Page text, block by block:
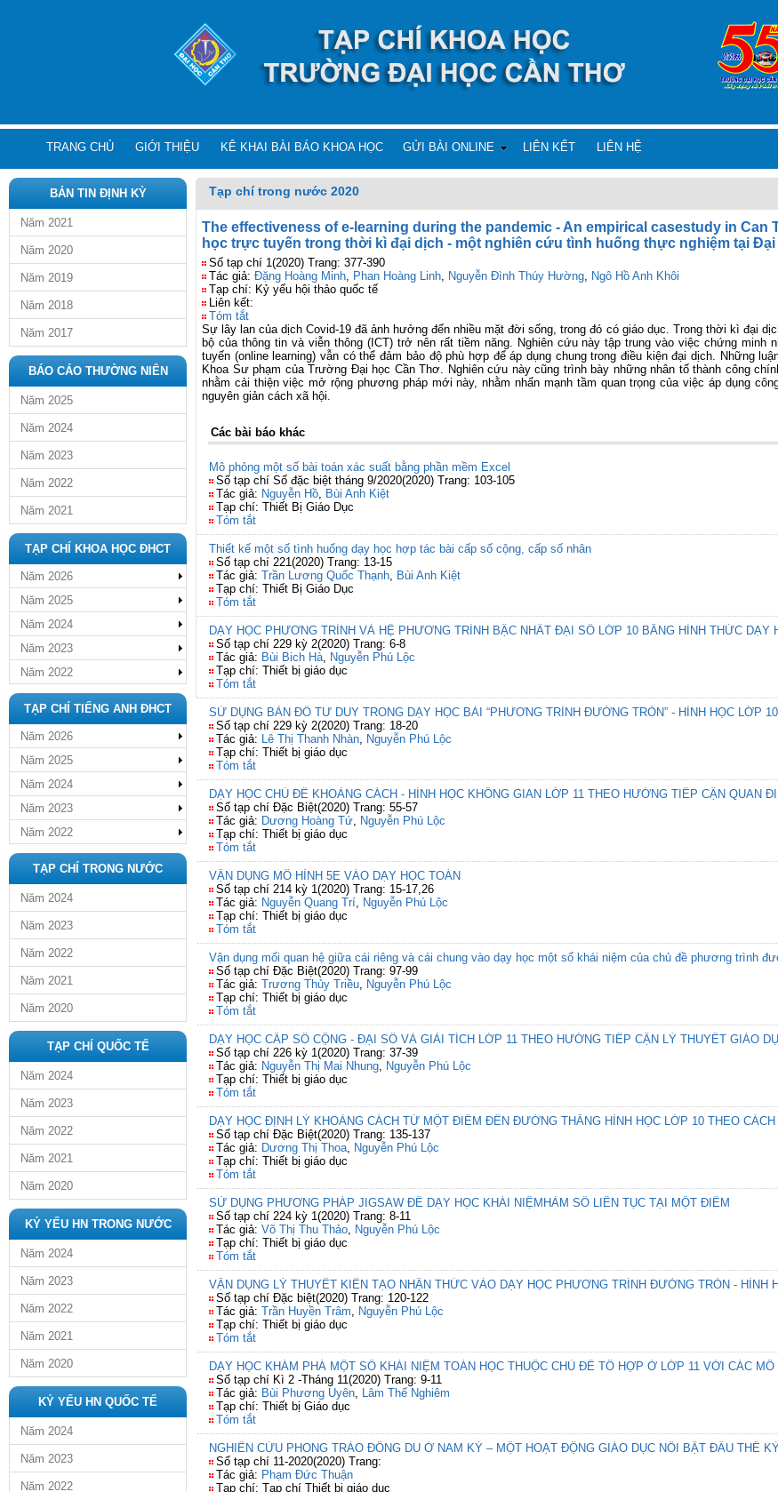
TRANG CHỦ GIỚI THIỆU KÊ KHAI BÀI BÁO KHOA HỌC GỬI BÀI ONLINE LIÊN KẾT LIÊN HỆ
BẢN TIN ĐỊNH KỲ
Năm 2021
Năm 2020
Năm 2019
Năm 2018
Năm 2017
BÁO CÁO THƯỜNG NIÊN
Năm 2025
Năm 2024
Năm 2023
Năm 2022
Năm 2021
TẠP CHÍ KHOA HỌC ĐHCT
Năm 2026
Năm 2025
Năm 2024
Năm 2023
Năm 2022
TẠP CHÍ TIẾNG ANH ĐHCT
Năm 2026
Năm 2025
Năm 2024
Năm 2023
Năm 2022
TẠP CHÍ TRONG NƯỚC
Năm 2024
Năm 2023
Năm 2022
Năm 2021
Năm 2020
TẠP CHÍ QUỐC TẾ
Năm 2024
Năm 2023
Năm 2022
Năm 2021
Năm 2020
KỶ YẾU HN TRONG NƯỚC
Năm 2024
Năm 2023
Năm 2022
Năm 2021
Năm 2020
KỶ YẾU HN QUỐC TẾ
Năm 2024
Năm 2023
Năm 2022
Tạp chí trong nước 2020
The effectiveness of e-learning during the pandemic - An empirical casestudy in Can
học trực tuyến trong thời kì đại dịch - một nghiên cứu tình huống thực nghiệm tại Đại
Số tạp chí 1(2020) Trang: 377-390
Tác giả: Đặng Hoàng Minh, Phan Hoàng Linh, Nguyễn Đình Thúy Hường, Ngô Hồ Anh Khôi
Tạp chí: Kỷ yếu hội thảo quốc tế
Liên kết:
Tóm tắt
Sự lây lan của dịch Covid-19 đã ảnh hưởng đến nhiều mặt đời sống, trong đó có giáo dục. Trong thời kì đại
bộ của thông tin và viễn thông (ICT) trở nên rất tiềm năng. Nghiên cứu này tập trung vào việc chứng
tuyến (online learning) vẫn có thể đảm bảo độ phù hợp để áp dụng chung trong điều kiện đại dịch. Những
Khoa Sư phạm của Trường Đại học Cần Thơ. Nghiên cứu này cũng trình bày những nhân tố thành công
nhằm cải thiện việc mở rộng phương pháp mới này, nhằm nhấn mạnh tầm quan trọng của việc áp dụng
nguyên giản cách xã hội.
Các bài báo khác
Mô phỏng một số bài toán xác suất bằng phần mềm Excel
Số tạp chí Số đặc biệt tháng 9/2020(2020) Trang: 103-105
Tác giả: Nguyễn Hồ, Bùi Anh Kiệt
Tạp chí: Thiết Bị Giáo Dục
Tóm tắt
Thiết kế một số tình huống dạy học hợp tác bài cấp số cộng, cấp số nhân
Số tạp chí 221(2020) Trang: 13-15
Tác giả: Trần Lương Quốc Thạnh, Bùi Anh Kiệt
Tạp chí: Thiết Bị Giáo Dục
Tóm tắt
DẠY HỌC PHƯƠNG TRÌNH VÀ HỆ PHƯƠNG TRÌNH BẬC NHẤT ĐẠI SỐ LỚP 10 BẰNG HÌNH THỨC DẠY
Số tạp chí 229 kỳ 2(2020) Trang: 6-8
Tác giả: Bùi Bich Hà, Nguyễn Phú Lộc
Tạp chí: Thiết bị giáo dục
Tóm tắt
SỬ DỤNG BẢN ĐỒ TƯ DUY TRONG DẠY HỌC BÀI “PHƯƠNG TRÌNH ĐƯỜNG TRÒN” - HÌNH HỌC LỚP 10
Số tạp chí 229 kỳ 2(2020) Trang: 18-20
Tác giả: Lê Thị Thanh Nhàn, Nguyễn Phú Lộc
Tạp chí: Thiết bị giáo dục
Tóm tắt
DẠY HỌC CHỦ ĐỀ KHOẢNG CÁCH - HÌNH HỌC KHÔNG GIAN LỚP 11 THEO HƯỚNG TIẾP CẬN QUAN
Số tạp chí Đặc Biệt(2020) Trang: 55-57
Tác giả: Dương Hoàng Tứ, Nguyễn Phú Lộc
Tạp chí: Thiết bị giáo dục
Tóm tắt
VẬN DỤNG MÔ HÌNH 5E VÀO DẠY HỌC TOÁN
Số tạp chí 214 kỳ 1(2020) Trang: 15-17,26
Tác giả: Nguyễn Quang Trí, Nguyễn Phú Lộc
Tạp chí: Thiết bị giáo dục
Tóm tắt
Vận dụng mối quan hệ giữa cái riêng và cái chung vào dạy học một số khái niệm của chủ đề phương trình
Số tạp chí Đặc Biệt(2020) Trang: 97-99
Tác giả: Trương Thủy Triều, Nguyễn Phú Lộc
Tạp chí: Thiết bị giáo dục
Tóm tắt
DẠY HỌC CẤP SỐ CỘNG - ĐẠI SỐ VÀ GIẢI TÍCH LỚP 11 THEO HƯỚNG TIẾP CẬN LÝ THUYẾT GIÁO
Số tạp chí 226 kỳ 1(2020) Trang: 37-39
Tác giả: Nguyễn Thị Mai Nhung, Nguyễn Phú Lộc
Tạp chí: Thiết bị giáo dục
Tóm tắt
DẠY HỌC ĐỊNH LÝ KHOẢNG CÁCH TỪ MỘT ĐIỂM ĐẾN ĐƯỜNG THẲNG HÌNH HỌC LỚP 10 THEO
Số tạp chí Đặc Biệt(2020) Trang: 135-137
Tác giả: Dương Thị Thoa, Nguyễn Phú Lộc
Tạp chí: Thiết bị giáo dục
Tóm tắt
SỬ DỤNG PHƯƠNG PHÁP JIGSAW ĐỂ DẠY HỌC KHÁI NIỆMHÀM SỐ LIÊN TỤC TẠI MỘT ĐIỂM
Số tạp chí 224 kỳ 1(2020) Trang: 8-11
Tác giả: Võ Thị Thu Thảo, Nguyễn Phú Lộc
Tạp chí: Thiết bị giáo dục
Tóm tắt
VẬN DỤNG LÝ THUYẾT KIẾN TẠO NHẬN THỨC VÀO DẠY HỌC PHƯƠNG TRÌNH ĐƯỜNG TRÒN - HÌNH
Số tạp chí Đặc biệt(2020) Trang: 120-122
Tác giả: Trần Huyền Trâm, Nguyễn Phú Lộc
Tạp chí: Thiết bị giáo dục
Tóm tắt
DẠY HỌC KHÁM PHÁ MỘT SỐ KHÁI NIỆM TOÁN HỌC THUỘC CHỦ ĐỀ TỔ HỢP Ở LỚP 11 VỚI CÁC MÔ
Số tạp chí Kì 2 -Tháng 11(2020) Trang: 9-11
Tác giả: Bùi Phương Uyên, Lâm Thế Nghiêm
Tạp chí: Thiết bị Giáo dục
Tóm tắt
NGHIÊN CỨU PHONG TRÀO ĐÔNG DU Ở NAM KỲ – MỘT HOẠT ĐỘNG GIÁO DỤC NỔI BẬT ĐẦU THẾ
Số tạp chí 11-2020(2020) Trang:
Tác giả: Phạm Đức Thuận
Tạp chí: Tạp chí Thiết bị giáo dục